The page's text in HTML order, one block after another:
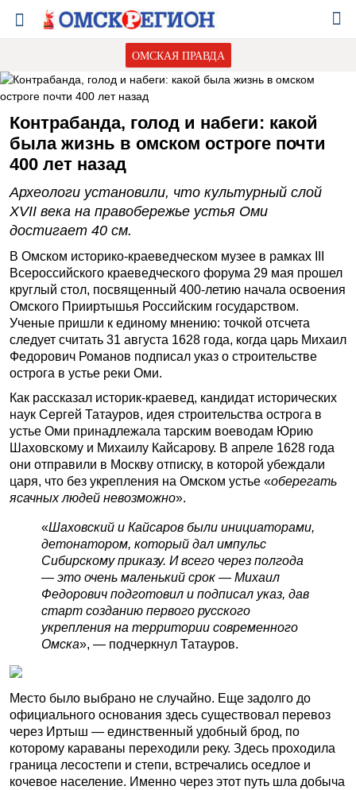
ОМСКАЯ ПРАВДА
Контрабанда, голод и набеги: какой
была жизнь в омском остроге почти
400 лет назад
Археологи установили, что культурный слой
XVII века на правобережье устья Оми
достигает 40 см.
В Омском историко-краеведческом музее в рамках III
Всероссийского краеведческого форума 29 мая прошел
круглый стол, посвященный 400-летию начала освоения
Омского Прииртышья Российским государством.
Ученые пришли к единому мнению: точкой отсчета
следует считать 31 августа 1628 года, когда царь Михаил
Федорович Романов подписал указ о строительстве
острога в устье реки Оми.
Как рассказал историк-краевед, кандидат исторических
наук Сергей Татауров, идея строительства острога в
устье Оми принадлежала тарским воеводам Юрию
Шаховскому и Михаилу Кайсарову. В апреле 1628 года
они отправили в Москву отписку, в которой убеждали
царя, что без укрепления на Омском устье «оберегать
ясачных людей невозможно».
«Шаховский и Кайсаров были инициаторами,
детонатором, который дал импульс
Сибирскому приказу. И всего через полгода
— это очень маленький срок — Михаил
Федорович подготовил и подписал указ, дав
старт созданию первого русского
укрепления на территории современного
Омска», — подчеркнул Татауров.
Место было выбрано не случайно. Еще задолго до
официального основания здесь существовал перевоз
через Иртыш — единственный удобный брод, по
которому караваны переходили реку. Здесь проходила
граница лесостепи и степи, встречались оседлое и
кочевое население. Именно через этот путь шла добыча